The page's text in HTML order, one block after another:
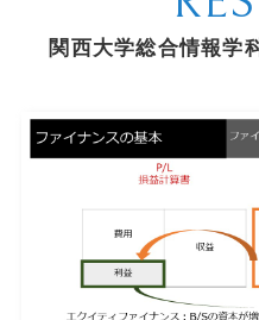
関西大学総合情報学